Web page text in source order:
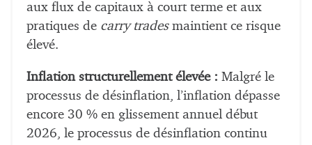
aux flux de capitaux à court terme et aux
pratiques de carry tradesmaintient ce risque
élevé.
Inflation structurellement élevée : Malgré le
processus de désinflation, l’inflation dépasse
encore 30 % en glissement annuel début
2026, le processus de désinflation continu